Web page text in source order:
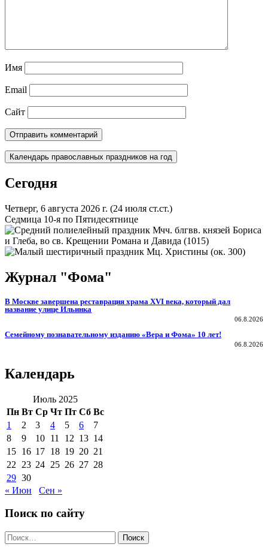
Имя
Email
Сайт
Календарь православных праздников на год
Сегодня
Четверг, 6 августа 2026 г. (24 июля ст.ст.)
Седмица 10-я по Пятидесятнице
Мчч. блгвв. князей Бориса
и Глеба, во св. Крещении Романа и Давида (1015)
Мц. Христины (ок. 300)
Журнал "Фома"
В Москве завершена реставрация храма XVI века, который дал
название улице Ильинка
06.8.2026
Семейному познавательному изданию «Вера и Фома» 10 лет!
06.8.2026
Календарь
Июль 2025
Пн Вт Ср Чт Пт Сб Вс
1
2 3 4 5 6
7
8
9 10 11 12 13 14
15 16 17 18 19 20 21
22
23 24 25 26 27 28
29 30
« Июн
Сен »
Поиск по сайту
Поиск
по: